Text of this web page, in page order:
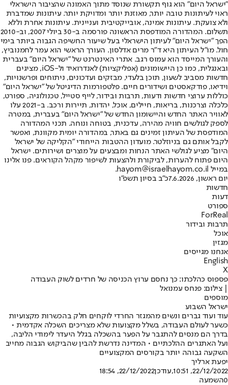
"ישראל היום" הוא גוף תקשורת שנוסד מתוך האמונה שהציבור הישראלי
ראוי לעיתונות טובה יותר, מאוזנת יותר ומדויקת יותר. עיתונות שמדברת
ולא צועקת. עיתונות אמינה, אובייקטיבית ועניינית. עיתונות אחרת וללא
תשלום. המהדורה המודפסת הראשונה פורסמה ב-30 ביולי 2007, וב-2010
הפך "ישראל היום" לעיתון הישראלי בעל שיעור החשיפה הגבוה ביותר בימי
חול. מו"ל העיתון היא ד"ר מרים אדלסון. העורך הראשי הוא עמר לחמנוביץ,
והעורך המייסד הוא עמוס רגב. אתרי האינטרנט של "ישראל היום" בעברית
ובאנגלית, כמו כן היישומונים (אפליקציות) לאנדרואיד ול-iOS, מציגים
חדשות מסביב לשעון, תוכן בלעדי, מבזקים ועדכונים, ניתוחים ופרשנויות,
וידיאו, פודקאסטים ושידורים חיים. פלטפורמות הדיגיטל של "ישראל היום"
כוללות ערוצי חדשות ודעות, תרבות ובידור, לייף סטייל, טכנולוגיה, ספורט,
כלכלה וצרכנות, בריאות, חיילים, אוכל, יהדות, תיירות ורכב. ב-2021 עלו
לאוויר האתר החדש והיישומון החדש של "ישראל היום" בעברית, במטרה
לספק לגולשים חוויה מהירה, עדכנית, בטוחה ונוחה. תכני המהדורה
המודפסת של העיתון זמינים גם באתר, במהדורה יומית מקוונת, ואפשר
לקבל אותם גם בניוזלטר. מועדון ההטבות הייחודי "הקליקה של ישראל
היום" מציע לגולשי האתר הנחות ומבצעים על מוצרים ושירותים. ישראל
היום פתוח להערות, לביקורת ולהצעות לשיפור מקהל הקוראים. פנו אלינו
במייל hayom@israelhayom.co.il.
יום ראשון, 7.6.2026
כ"ב בסיון תשפ"ו
חדשות
דעות
ספורט
ForReal
תרבות ובידור
אוכל
מגזין
אנחנו מגייסים
English
X
פספוס כהלכתו: כך נחסם ערוץ הכניסה של חרדים לשוק העבודה
| צילום: פנחס עמנואל
מוספים
ישראל השבוע
עוד ועוד גברים ונשים מהמגזר החרדי לוקחים חלק בהכשרות מקצועיות
כשער לעולם העבודה, בשלל מקצועות שלא מצריכים השכלה אקדמית •
בדרך הם מנסים להתגבר על הפער בהשכלה בגלל היעדר לימודי הליבה,
ועל האתגרים ההלכתיים • המדינה נדרשת להבין שהביקוש הגבוה מחייב
השקעה גבוהה יותר בקורסים המקצועיים
יפעת ארליך
22/12/2022, 10:51
,עודכן22/12/2022, 18:54
0השמעה